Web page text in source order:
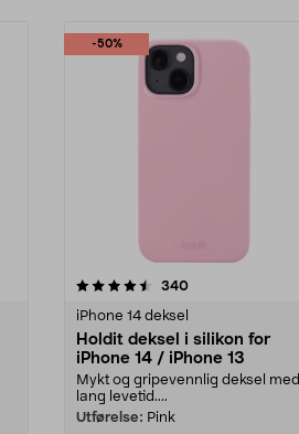
-50%
340anmeldelser
iPhone 14 deksel
Holdit deksel i silikon for
iPhone 14 / iPhone 13
Mykt og gripevennlig deksel med
lang levetid....
Utførelse: Pink
4.5 av 5 stjerner